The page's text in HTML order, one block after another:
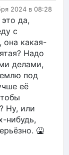
2024 в 08:28
да,
с
она какая-
Надо
делами,
под
её
Ну, или
нибудь,
🤮